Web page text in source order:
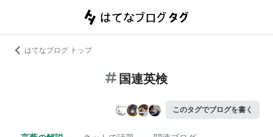
はてなブログ トップ
国連英検
このタグでブログを書く